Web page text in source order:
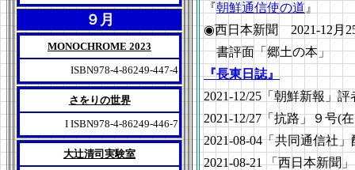
９月
MONOCHROME 2023
ISBN978-4-86249-447-4
さをりの世界
I ISBN978-4-86249-446-7
大辻清司実験室
『朝鮮通信使の道 』
◉西日本新聞 2021-12月
書評面「郷土の本」
『長東日誌』
2021-12/25「朝鮮新報」
2021-12/27「抗路」９号(
2021-08-04「共同通信社
2021-08-21 「西日本新聞